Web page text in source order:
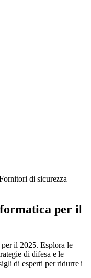
di sicurezza
per il
il 2025. Esplora le
di difesa e le
di esperti per ridurre i